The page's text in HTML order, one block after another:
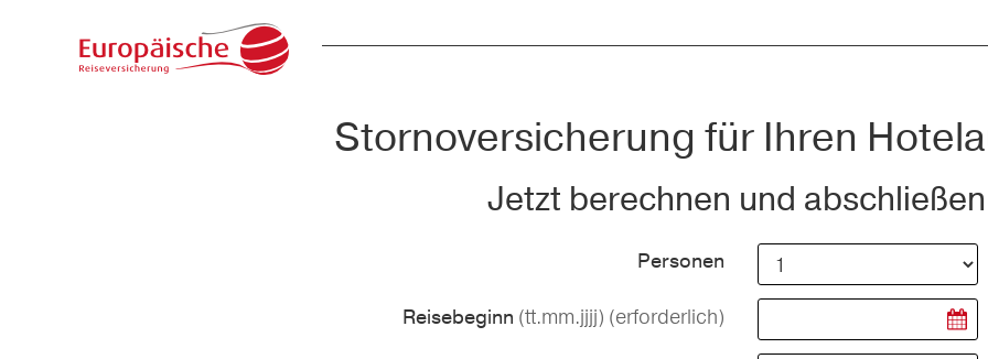
Stornoversicherung für Ihren
Jetzt berechnen und
Personen
Reisebeginn (tt.mm.jjjj) (erforderlich)